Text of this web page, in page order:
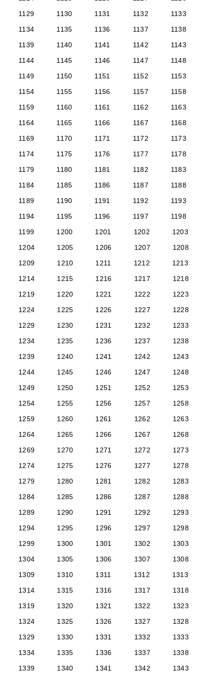
1129
1130 1131 1132
1133
1134
1135 1136 1137
1138
1139
1140 1141 1142
1143
1144
1145 1146 1147
1148
1149
1150 1151 1152
1153
1154
1155 1156 1157
1158
1159
1160 1161 1162
1163
1164
1165 1166 1167
1168
1169
1170 1171 1172
1173
1174
1175 1176 1177
1178
1179
1180 1181 1182
1183
1184
1185 1186 1187
1188
1189
1190 1191 1192
1193
1194
1195 1196 1197
1198
1199
1200 1201 1202
1203
1204
1205 1206 1207
1208
1209
1210 1211 1212
1213
1214
1215 1216 1217
1218
1219
1220 1221 1222
1223
1224
1225 1226 1227
1228
1229
1230 1231 1232
1233
1234
1235 1236 1237
1238
1239
1240 1241 1242
1243
1244
1245 1246 1247
1248
1249
1250 1251 1252
1253
1254
1255 1256 1257
1258
1259
1260 1261 1262
1263
1264
1265 1266 1267
1268
1269
1270 1271 1272
1273
1274
1275 1276 1277
1278
1279
1280 1281 1282
1283
1284
1285 1286 1287
1288
1289
1290 1291 1292
1293
1294
1295 1296 1297
1298
1299
1300 1301 1302
1303
1304
1305 1306 1307
1308
1309
1310 1311 1312
1313
1314
1315 1316 1317
1318
1319
1320 1321 1322
1323
1324
1325 1326 1327
1328
1329
1330 1331 1332
1333
1334
1335 1336 1337
1338
1339
1340 1341 1342
1343